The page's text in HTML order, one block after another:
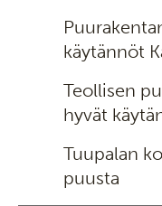
käytännöt
Teollisen
hyvät
Tuupalan
puusta